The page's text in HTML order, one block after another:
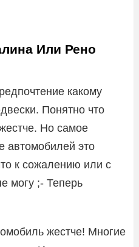
Или Рено
какому
Понятно что
Но самое
автомобилей это
к сожалению или с
могу ;- Теперь
жестче! Многие